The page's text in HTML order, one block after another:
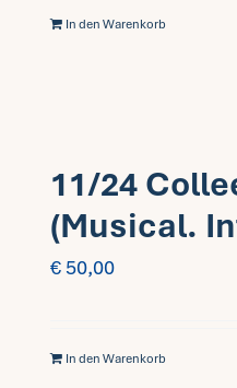
In den Warenkorb
11/24
(Musical.
€ 50,00
In den Warenkorb